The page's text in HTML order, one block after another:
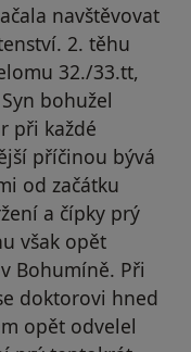
navštěvovat
2. těhu
32./33.tt,
bohužel
při každé
příčinou bývá
od začátku
a čípky prý
však opět
Bohumíně. Při
doktorovi hned
opět odvelel